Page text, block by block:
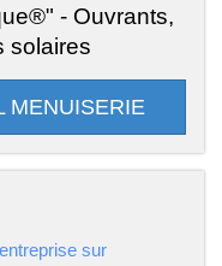
- Ouvrants,
solaires
MENUISERIE
sur